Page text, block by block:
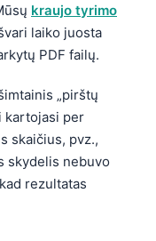
kraujo tyrimo
laiko juosta
PDF failų.
„pirštų
kartojasi per
skaičius, pvz.,
skydelis nebuvo
rezultatas